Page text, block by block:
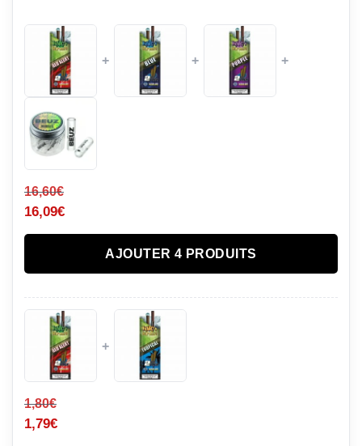
+ + +
16,60€
16,09€
AJOUTER 4 PRODUITS
+
1,80€
1,79€